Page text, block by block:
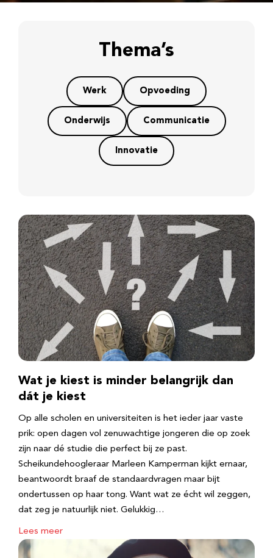
Thema’s
Werk Opvoeding
Onderwijs Communicatie
Innovatie
Wat je kiest is minder belangrijk dan
dát je kiest
Op alle scholen en universiteiten is het ieder jaar vaste
prik: open dagen vol zenuwachtige jongeren die op zoek
zijn naar dé studie die perfect bij ze past.
Scheikundehoogleraar Marleen Kamperman kijkt ernaar,
beantwoordt braaf de standaardvragen maar bijt
ondertussen op haar tong. Want wat ze écht wil zeggen,
dat zeg je natuurlijk niet. Gelukkig…
Lees meer